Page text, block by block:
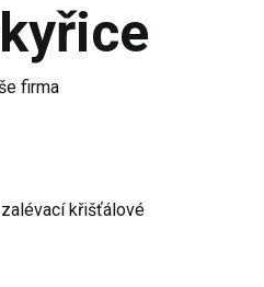
firma
křišťálové